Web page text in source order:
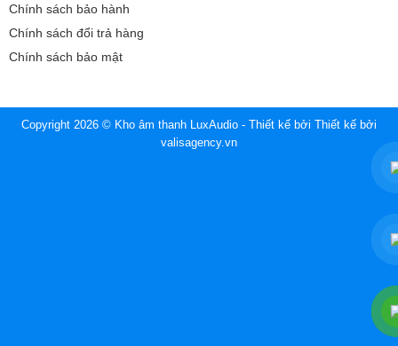
Chính sách bảo hành
Chính sách đổi trả hàng
Chính sách bảo mật
Copyright 2026 © Kho âm thanh LuxAudio - Thiết kế bởi Thiết kế bởi
valisagency.vn